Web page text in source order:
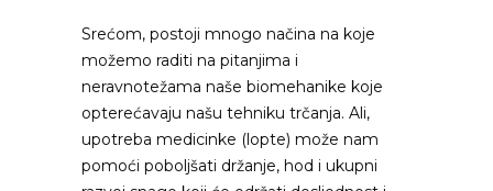
Srećom, postoji mnogo načina na koje
možemo raditi na pitanjima i
neravnotežama naše biomehanike koje
opterećavaju našu tehniku trčanja. Ali,
upotreba medicinke (lopte) može nam
pomoći poboljšati držanje, hod i ukupni